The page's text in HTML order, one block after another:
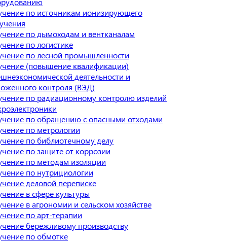
по источникам ионизирующего
по дымоходам и вентканалам
по логистике
по лесной промышленности
(повышение квалификации)
деятельности и
контроля (ВЭД)
по радиационному контролю изделий
по обращению с опасными отходами
по метрологии
по библиотечному делу
по защите от коррозии
по методам изоляции
по нутрициологии
деловой переписке
в сфере культуры
в агрономии и сельском хозяйстве
по арт-терапии
бережливому производству
по обмотке